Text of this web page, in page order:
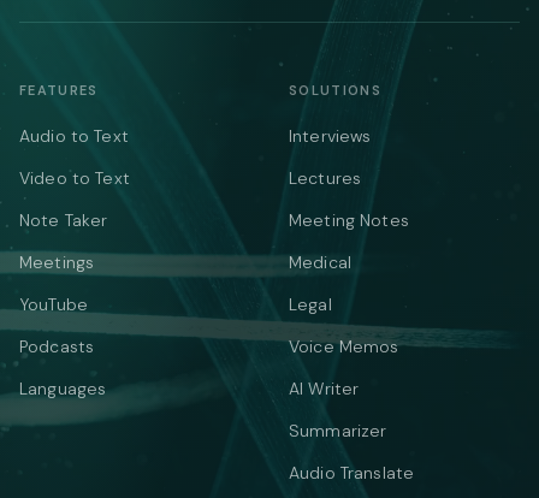
FEATURES
Audio to Text
Video to Text
Note Taker
Meetings
YouTube
Podcasts
Languages
SOLUTIONS
Interviews
Lectures
Meeting Notes
Medical
Legal
Voice Memos
AI Writer
Summarizer
Audio Translate